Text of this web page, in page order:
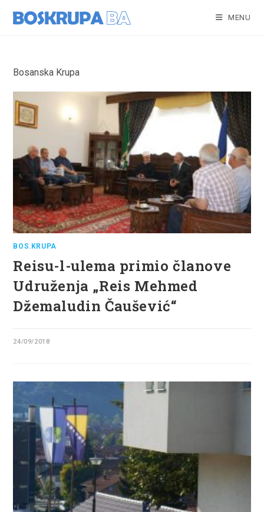
MENU
Bosanska Krupa
BOS.KRUPA
Reisu-l-ulema primio članove
Udruženja „Reis Mehmed
Džemaludin Čaušević“
24/09/2018